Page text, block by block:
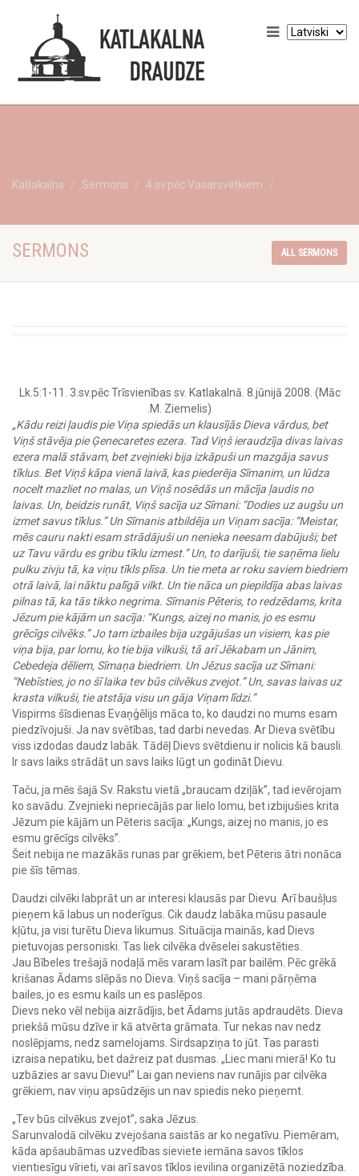
Katlakalns Sermons 4.sv.pēc Vasarsvētkiem
SERMONS ALL SERMONS
Lk.5:1-11. 3.sv.pēc Trīsvienības sv. Katlakalnā. 8.jūnijā 2008. (Māc
.M. Ziemelis)
„Kādu reizi ļaudis pie Viņa spiedās un klausījās Dieva vārdus, bet
Viņš stāvēja pie Ģenecaretes ezera. Tad Viņš ieraudzīja divas laivas
ezera malā stāvam, bet zvejnieki bija izkāpuši un mazgāja savus
tīklus. Bet Viņš kāpa vienā laivā, kas piederēja Sīmanim, un lūdza
nocelt mazliet no malas, un Viņš nosēdās un mācīja ļaudis no
laivas. Un, beidzis runāt, Viņš sacīja uz Sīmani: “Dodies uz augšu un
izmet savus tīklus.” Un Sīmanis atbildēja un Viņam sacīja: “Meistar,
mēs cauru nakti esam strādājuši un nenieka neesam dabūjuši; bet
uz Tavu vārdu es gribu tīklu izmest.” Un, to darījuši, tie saņēma lielu
pulku zivju tā, ka viņu tīkls plīsa. Un tie meta ar roku saviem biedriem
otrā laivā, lai nāktu palīgā vilkt. Un tie nāca un piepildīja abas laivas
pilnas tā, ka tās tikko negrima. Sīmanis Pēteris, to redzēdams, krita
Jēzum pie kājām un sacīja: “Kungs, aizej no manis, jo es esmu
grēcīgs cilvēks.” Jo tam izbailes bija uzgājušas un visiem, kas pie
viņa bija, par lomu, ko tie bija vilkuši, tā arī Jēkabam un Jānim,
Cebedeja dēliem, Sīmaņa biedriem. Un Jēzus sacīja uz Sīmani:
“Nebīsties, jo no šī laika tev būs cilvēkus zvejot.” Un, savas laivas uz
krasta vilkuši, tie atstāja visu un gāja Viņam līdzi.”
Vispirms šīsdienas Evaņģēlijs māca to, ko daudzi no mums esam
piedzīvojuši. Ja nav svētības, tad darbi nevedas. Ar Dieva svētību
viss izdodas daudz labāk. Tādēļ Dievs svētdienu ir nolicis kā bausli.
Ir savs laiks strādāt un savs laiks lūgt un godināt Dievu.
Taču, ja mēs šajā Sv. Rakstu vietā „braucam dziļāk”, tad ievērojam
ko savādu. Zvejnieki nepriecājās par lielo lomu, bet izbijušies krita
Jēzum pie kājām un Pēteris sacīja: „Kungs, aizej no manis, jo es
esmu grēcīgs cilvēks”.
Šeit nebija ne mazākās runas par grēkiem, bet Pēteris ātri nonāca
pie šīs tēmas.
Daudzi cilvēki labprāt un ar interesi klausās par Dievu. Arī baušļus
pieņem kā labus un noderīgus. Cik daudz labāka mūsu pasaule
kļūtu, ja visi turētu Dieva likumus. Situācija mainās, kad Dievs
pietuvojas personiski. Tas liek cilvēka dvēselei sakustēties.
Jau Bībeles trešajā nodaļā mēs varam lasīt par bailēm. Pēc grēkā
krišanas Ādams slēpās no Dieva. Viņš sacīja – mani pārņēma
bailes, jo es esmu kails un es paslēpos.
Dievs neko vēl nebija aizrādījis, bet Ādams jutās apdraudēts. Dieva
priekšā mūsu dzīve ir kā atvērta grāmata. Tur nekas nav nedz
noslēpjams, nedz samelojams. Sirdsapziņa to jūt. Tas parasti
izraisa nepatiku, bet dažreiz pat dusmas. „Liec mani mierā! Ko tu
uzbāzies ar savu Dievu!” Lai gan neviens nav runājis par cilvēka
grēkiem, nav viņu apsūdzējis un nav spiedis neko pieņemt.
„Tev būs cilvēkus zvejot”, saka Jēzus.
Sarunvalodā cilvēku zvejošana saistās ar ko negatīvu. Piemēram,
kāda apšaubāmas uzvedības sieviete iemāna savos tīklos
vientiesīgu vīrieti, vai arī savos tīklos ievilina organizētā noziedzība.